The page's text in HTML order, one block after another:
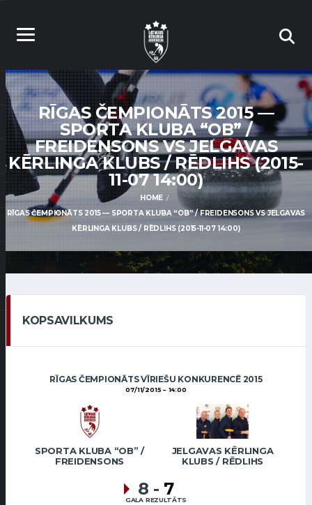
RĪGAS ČEMPIONĀTS 2015 —
SPORTA KLUBA “OB” /
FREIDENSONS VS JELGAVAS
KĒRLINGA KLUBS / RĒDLIHS (2015-
11-07 14:00)
HOME
RĪGAS ČEMPIONĀTS 2015 — SPORTA KLUBA “OB” / FREIDENSONS VS JELGAVAS
KĒRLINGA KLUBS / RĒDLIHS (2015-11-07 14:00)
KOPSAVILKUMS
RĪGAS ČEMPIONĀTS VĪRIEŠU KONKURENCĒ 2015
07/11/2015 14:00
SPORTA KLUBA “OB” /
FREIDENSONS
JELGAVAS KĒRLINGA
KLUBS / RĒDLIHS
8 - 7
GALA REZULTĀTS